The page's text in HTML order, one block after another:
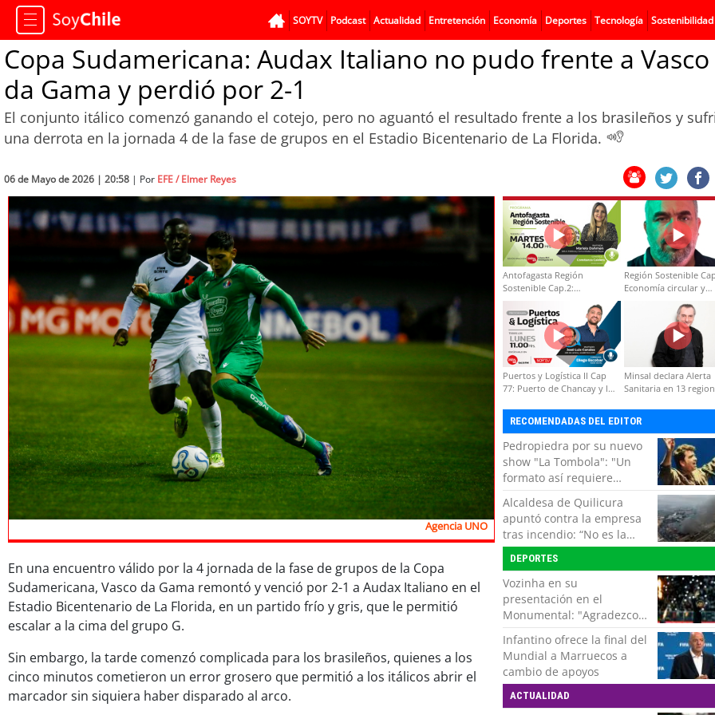
SOYTV Podcast Actualidad Entretención Economía Deportes Tecnología Sostenibilidad
Copa Sudamericana: Audax Italiano no pudo frente a Vasco
da Gama y perdió por 2-1
El conjunto itálico comenzó ganando el cotejo, pero no aguantó el resultado frente a los brasileños y
una derrota en la jornada 4 de la fase de grupos en el Estadio Bicentenario de La Florida.
06 de Mayo de 2026 | 20:58 | Por EFE / Elmer Reyes
Agencia UNO
En una encuentro válido por la 4 jornada de la fase de grupos de la Copa
Sudamericana, Vasco da Gama remontó y venció por 2-1 a Audax Italiano en el
Estadio Bicentenario de La Florida, en un partido frío y gris, que le permitió
escalar a la cima del grupo G.
Sin embargo, la tarde comenzó complicada para los brasileños, quienes a los
cinco minutos cometieron un error grosero que permitió a los itálicos abrir el
marcador sin siquiera haber disparado al arco.
Antofagasta Región
Sostenible Cap.2:
Educación ambiental y
formación de capacidades
técnicas
Región Sostenible
Economía circular y
Puertos y Logística II Cap
77: Puerto de Chancay y la
Minsal declara Alerta
Sanitaria en 13
RECOMENDADAS DEL EDITOR
Pedropiedra por su nuevo
show "La Tombola": "Un
formato así requiere
interactuar con el público,
echar la talla y no tener
miedo a equivocarse"
Alcaldesa de Quilicura
apuntó contra la empresa
tras incendio: “No es la
primera vez, es la cuarta”
DEPORTES
Vozinha en su
presentación en el
Monumental: "Agradezco
del fondo de mi corazón
por todo el cariño, el apoyo
del más grande de Chile"
Infantino ofrece la final del
Mundial a Marruecos a
cambio de apoyos
ACTUALIDAD